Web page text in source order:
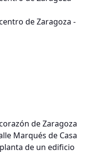
de Zaragoza
Marqués de Casa
de un edificio